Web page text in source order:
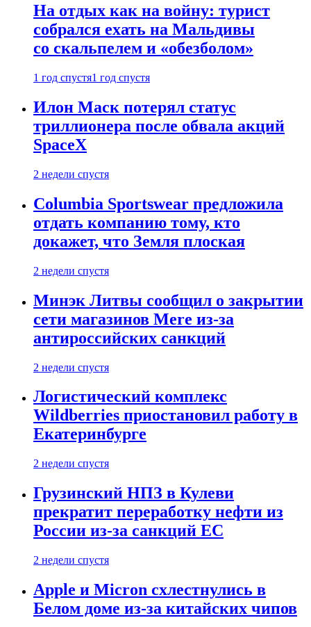
На отдых как на войну: турист
собрался ехать на Мальдивы
со скальпелем и «обезболом»
1 год спустя1 год спустя
Илон Маск потерял статус
триллионера после обвала акций
SpaceX
2 недели спустя
Columbia Sportswear предложила
отдать компанию тому, кто
докажет, что Земля плоская
2 недели спустя
Минэк Литвы сообщил о закрытии
сети магазинов Mere из-за
антироссийских санкций
2 недели спустя
Логистический комплекс
Wildberries приостановил работу в
Екатеринбурге
2 недели спустя
Грузинский НПЗ в Кулеви
прекратит переработку нефти из
России из-за санкций ЕС
2 недели спустя
Apple и Micron схлестнулись в
Белом доме из-за китайских чипов